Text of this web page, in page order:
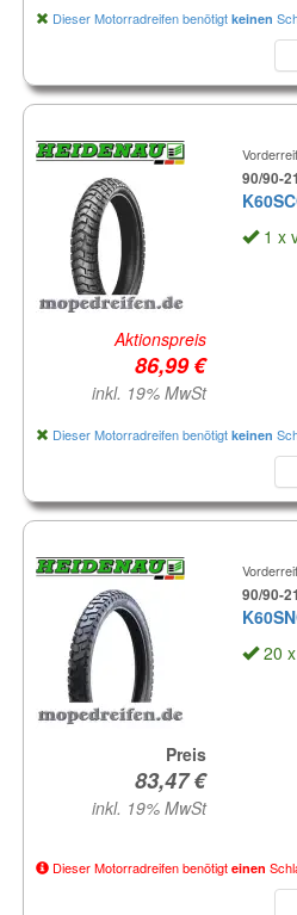
Dieser Motorradreifen benötigt keinen
90/90-
1 x
Aktionspreis
inkl. 19% MwSt
Dieser Motorradreifen benötigt keinen
90/90-
20
Preis
inkl. 19% MwSt
Dieser Motorradreifen benötigt einen